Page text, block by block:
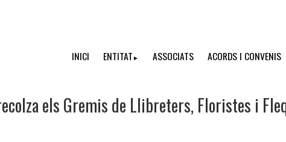
INICI ENTITAT ► ASSOCIATS ACORDS I CONVENIS
els Gremis de Llibreters, Floristes i